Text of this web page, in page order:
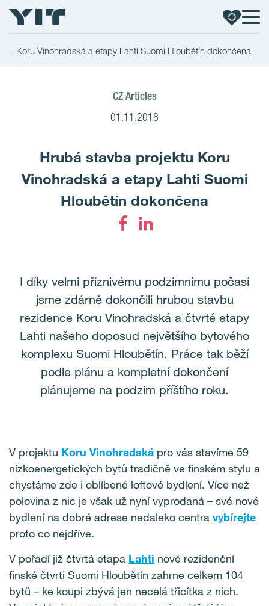
Koru Vinohradská a etapy Lahti Suomi Hloubětín dokončena
CZ Articles
01.11.2018
Hrubá stavba projektu Koru
Vinohradská a etapy Lahti Suomi
Hloubětín dokončena
I díky velmi příznivému podzimnímu počasí
jsme zdárně dokončili hrubou stavbu
rezidence Koru Vinohradská a čtvrté etapy
Lahti našeho doposud největšího bytového
komplexu Suomi Hloubětín. Práce tak běží
podle plánu a kompletní dokončení
plánujeme na podzim příštího roku.
V projektu Koru Vinohradská pro vás stavíme 59
nízkoenergetických bytů tradičně ve finském stylu a
chystáme zde i oblíbené loftové bydlení. Více než
polovina z nic je však už nyní vyprodaná – své nové
bydlení na dobré adrese nedaleko centra vybírejte
proto co nejdříve.
V pořadí již čtvrtá etapa Lahti nové rezidenční
finské čtvrti Suomi Hloubětín zahrne celkem 104
bytů – ke koupi zbývá jen necelá třicítka z nich.